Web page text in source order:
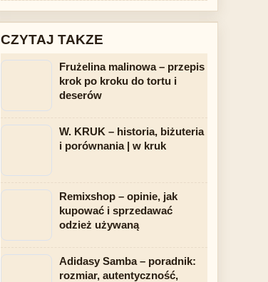
CZYTAJ TAKZE
Frużelina malinowa – przepis
krok po kroku do tortu i
deserów
W. KRUK – historia, biżuteria
i porównania | w kruk
Remixshop – opinie, jak
kupować i sprzedawać
odzież używaną
Adidasy Samba – poradnik:
rozmiar, autentyczność,